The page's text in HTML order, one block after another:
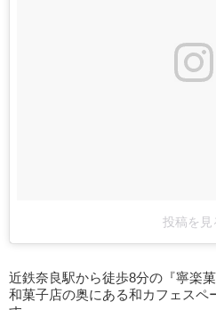
投稿を見
近鉄奈良駅から徒歩8分の『寧楽
和菓子店の奥にある和カフェスペ